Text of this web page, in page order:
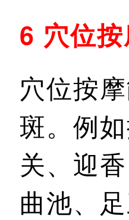
6 穴位
穴位按
斑。例
关、迎
曲池、